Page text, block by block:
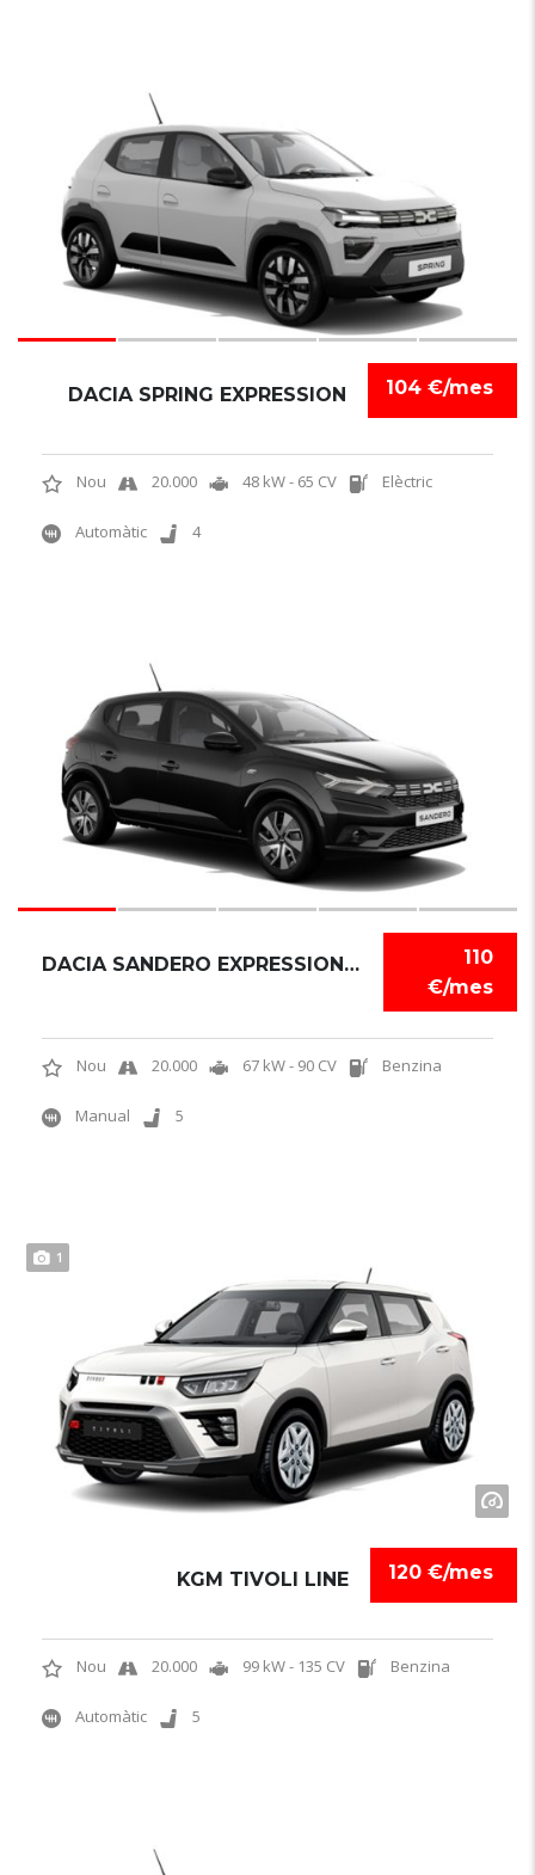
104 €/mes
DACIA SPRING EXPRESSION
Nou 20.000 48 kW - 65 CV Elèctric
Automàtic 4
110
€/mes
DACIA SANDERO EXPRESSION TCE
Nou 20.000 67 kW - 90 CV Benzina
Manual 5
1
120 €/mes
KGM TIVOLI LINE
Nou 20.000 99 kW - 135 CV Benzina
Automàtic 5